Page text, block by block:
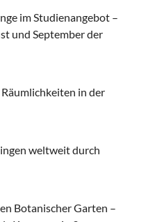
im Studienangebot –
und September der
in der
weltweit durch
Botanischer Garten –